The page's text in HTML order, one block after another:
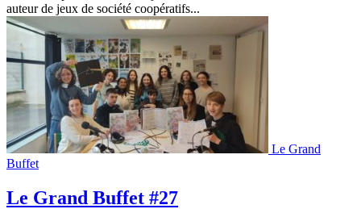
auteur de jeux de société coopératifs...
Le Grand
Buffet
Le Grand Buffet #27